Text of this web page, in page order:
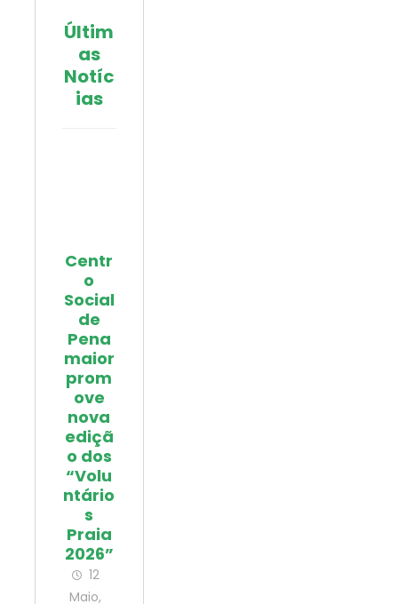
Últim
as
Notíc
ias
Centr
o
Social
de
Pena
maior
prom
ove
nova
ediçã
o dos
“Volu
ntário
s
Praia
2026”
12
Maio,